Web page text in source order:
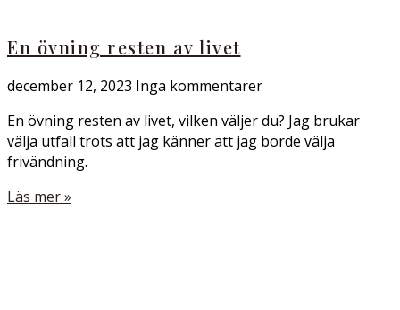
En övning resten av livet
december 12, 2023 Inga kommentarer
En övning resten av livet, vilken väljer du? Jag brukar
välja utfall trots att jag känner att jag borde välja
frivändning.
Läs mer »